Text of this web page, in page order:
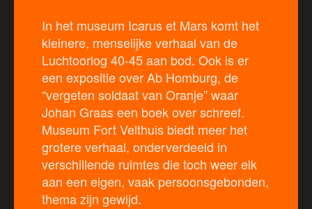
In het museum Icarus et Mars komt het
kleinere, menselijke verhaal van de
Luchtoorlog 40-45 aan bod. Ook is er
een expositie over Ab Homburg, de
“vergeten soldaat van Oranje” waar
Johan Graas een boek over schreef.
Museum Fort Velthuis biedt meer het
grotere verhaal, onderverdeeld in
verschillende ruimtes die toch weer elk
aan een eigen, vaak persoonsgebonden,
thema zijn gewijd.